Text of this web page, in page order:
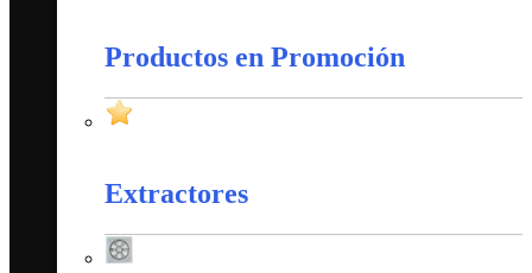
Productos en Promoción
Extractores